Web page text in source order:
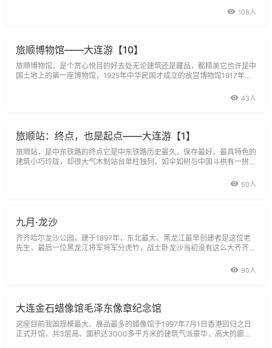
108人
旅顺博物馆——大连游【10】
旅顺博物馆，是个赏心悦目的好去处无论建筑还是藏品，都精美它也许是中
国土地上的第一座博物馆，1925年中华民国才成立的故宫博物馆1917年，
43人
旅顺站：终点，也是起点——大连游【1】
旅顺站，是中东铁路的终点它是中东铁路历史最久，保存最好，最具特色的
建筑小巧玲珑，却很大气木制站台单柱独列，如伞如树与中国斗栱有一拼，
60人
九月·龙沙
齐齐哈尔龙沙公园，建于1897年，东北最大、黑龙江最早创建者是这位老
先生，最后一位黑龙江将军将军分虎竹，战士卧龙沙当初没有这么大齐齐哈
90人
大连金石蜡像馆毛泽东像章纪念馆
这座目前我国规模最大、展品最多的蜡像馆于1997年7月1日香港回归之日
正式开馆，共3层高、面积达3000多平方米的建筑气派豪华，高大的廊柱